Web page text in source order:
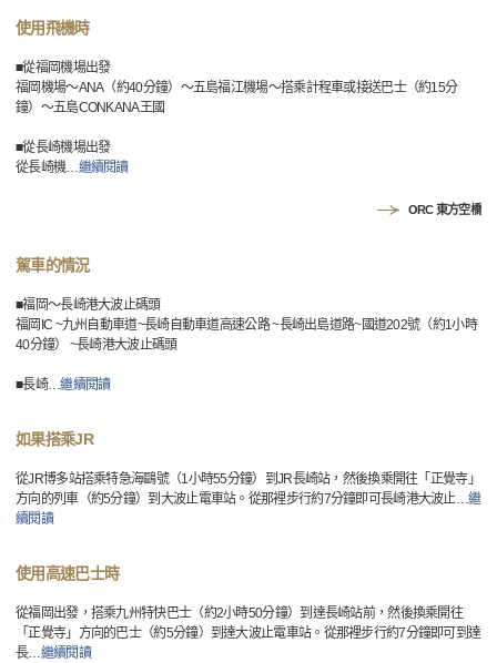
使用飛機時
■從福岡機場出發
福岡機場～ANA（約40分鐘）～五島福江機場～搭乘計程車或接送巴士（約15分
鐘）～五島CONKANA王國
■從長崎機場出發
從長崎機…繼續閱讀
ORC 東方空橋
駕車的情況
■福岡～長崎港大波止碼頭
福岡IC ~九州自動車道~長崎自動車道高速公路 ~長崎出島道路~國道202號（約1小時
40分鐘） ~長崎港大波止碼頭
■長崎…繼續閱讀
如果搭乘JR
從JR博多站搭乘特急海鷗號（1小時55分鐘）到JR長崎站，然後換乘開往「正覺寺」
方向的列車（約5分鐘）到大波止電車站。從那裡步行約7分鐘即可長崎港大波止…繼
續閱讀
使用高速巴士時
從福岡出發，搭乘九州特快巴士（約2小時50分鐘）到達長崎站前，然後換乘開往
「正覺寺」方向的巴士（約5分鐘）到達大波止電車站。從那裡步行約7分鐘即可到達
長…繼續閱讀